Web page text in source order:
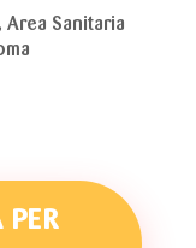
Sanitaria
PER